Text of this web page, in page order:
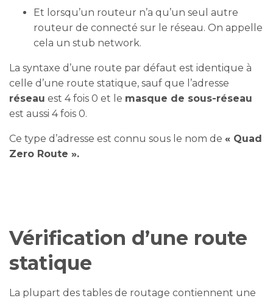
Et lorsqu’un routeur n’a qu’un seul autre
routeur de connecté sur le réseau. On appelle
cela un stub network.
La syntaxe d’une route par défaut est identique à
celle d’une route statique, sauf que l’adresse
réseau est 4 fois 0 et le masque de sous-réseau
est aussi 4 fois 0.
Ce type d’adresse est connu sous le nom de « Quad
Zero Route ».
Vérification d’une route
statique
La plupart des tables de routage contiennent une